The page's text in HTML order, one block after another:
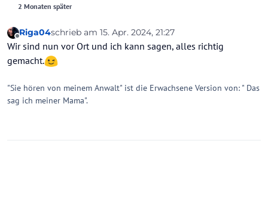
2 Monaten später
Offline
Riga04schrieb am 15. Apr. 2024, 21:27
zuletzt editiert von
Wir sind nun vor Ort und ich kann sagen, alles richtig
gemacht.
"Sie hören von meinem Anwalt" ist die Erwachsene Version von: " Das
sag ich meiner Mama".